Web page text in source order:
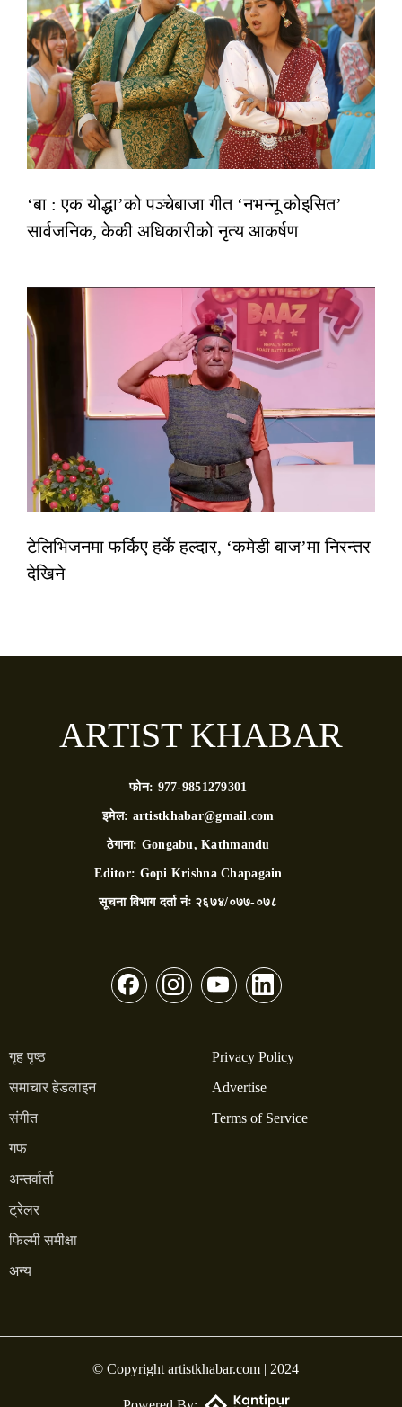
‘बा : एक योद्धा’को पञ्चेबाजा गीत ‘नभन्नू कोइसित’
सार्वजनिक, केकी अधिकारीको नृत्य आकर्षण
टेलिभिजनमा फर्किए हर्के हल्दार, ‘कमेडी बाज’मा निरन्तर
देखिने
ARTIST KHABAR
फोन: 977-9851279301
इमेल: artistkhabar@gmail.com
ठेगाना: Gongabu, Kathmandu
Editor: Gopi Krishna Chapagain
सूचना विभाग दर्ता नंः २६७४/०७७-०७८
गृह पृष्ठ
समाचार हेडलाइन
संगीत
गफ
अन्तर्वार्ता
ट्रेलर
फिल्मी समीक्षा
अन्य
Privacy Policy
Advertise
Terms of Service
© Copyright artistkhabar.com | 2024